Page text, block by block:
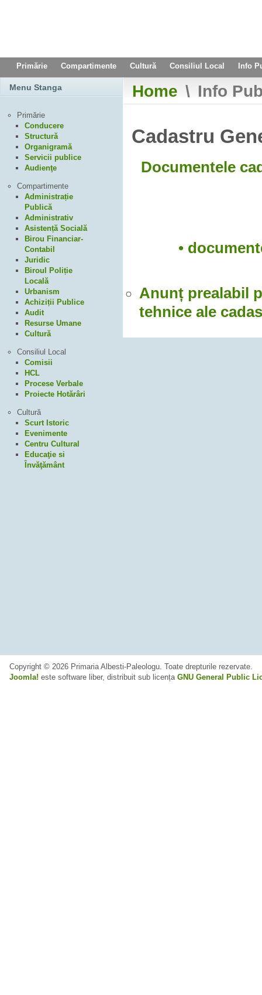
Primărie Compartimente Cultură Consiliul Local Info
Home \ Info
Cadastru
Documentele
•
Anunț prealabil
tehnice ale
Menu Stanga
Primărie
Conducere
Structură
Organigramă
Servicii publice
Audienţe
Compartimente
Administrație
Publică
Administrativ
Asistență Socială
Birou Financiar-
Contabil
Juridic
Biroul Poliție
Locală
Urbanism
Achiziții Publice
Audit
Resurse Umane
Cultură
Consiliul Local
Comisii
HCL
Procese Verbale
Proiecte Hotărâri
Cultură
Scurt Istoric
Evenimente
Centru Cultural
Educaţie si
Învăţământ
Copyright © 2026 Primaria Albesti-Paleologu. Toate drepturile rezervate.
Joomla! este software liber, distribuit sub licența GNU General Public